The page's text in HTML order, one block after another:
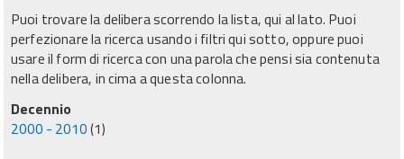
Puoi trovare la delibera scorrendo la lista, qui al lato. Puoi
perfezionare la ricerca usando i filtri qui sotto, oppure puoi
usare il form di ricerca con una parola che pensi sia contenuta
nella delibera, in cima a questa colonna.
Decennio
2000 - 2010(1)